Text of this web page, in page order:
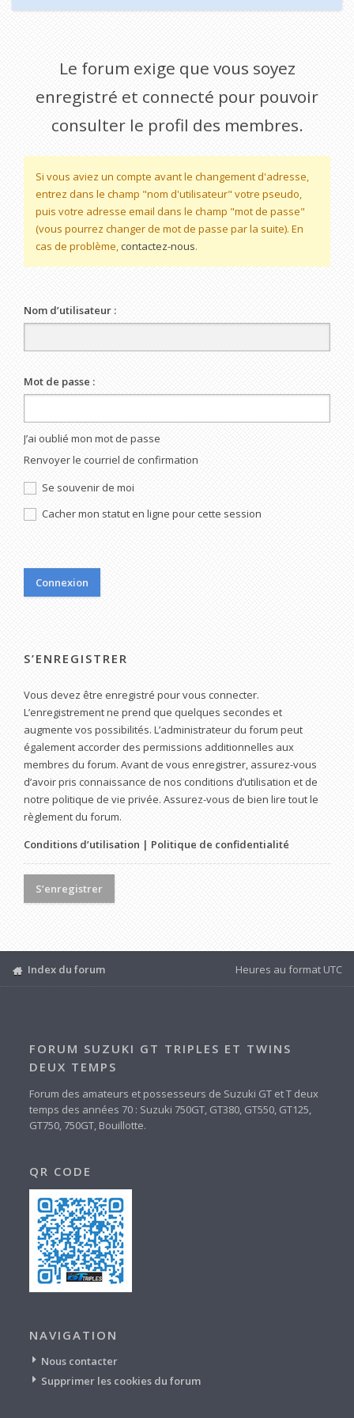
Le forum exige que vous soyez
enregistré et connecté pour pouvoir
consulter le profil des membres.
Si vous aviez un compte avant le changement d'adresse,
entrez dans le champ "nom d'utilisateur" votre pseudo,
puis votre adresse email dans le champ "mot de passe"
(vous pourrez changer de mot de passe par la suite). En
cas de problème, contactez-nous.
Nom d’utilisateur :
Mot de passe :
J’ai oublié mon mot de passe
Renvoyer le courriel de confirmation
Se souvenir de moi
Cacher mon statut en ligne pour cette session
S’ENREGISTRER
Vous devez être enregistré pour vous connecter.
L’enregistrement ne prend que quelques secondes et
augmente vos possibilités. L’administrateur du forum peut
également accorder des permissions additionnelles aux
membres du forum. Avant de vous enregistrer, assurez-vous
d’avoir pris connaissance de nos conditions d’utilisation et de
notre politique de vie privée. Assurez-vous de bien lire tout le
règlement du forum.
Conditions d’utilisation | Politique de confidentialité
S’enregistrer
Index du forum Heures au format UTC
FORUM SUZUKI GT TRIPLES ET TWINS
DEUX TEMPS
Forum des amateurs et possesseurs de Suzuki GT et T deux
temps des années 70 : Suzuki 750GT, GT380, GT550, GT125,
GT750, 750GT, Bouillotte.
QR CODE
NAVIGATION
Nous contacter
Supprimer les cookies du forum